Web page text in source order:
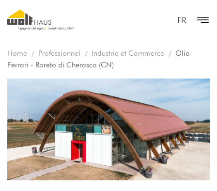
FR
Home Professionnel Industrie et Commerce
Olio
Ferrari - Roreto di Cherasco (CN)